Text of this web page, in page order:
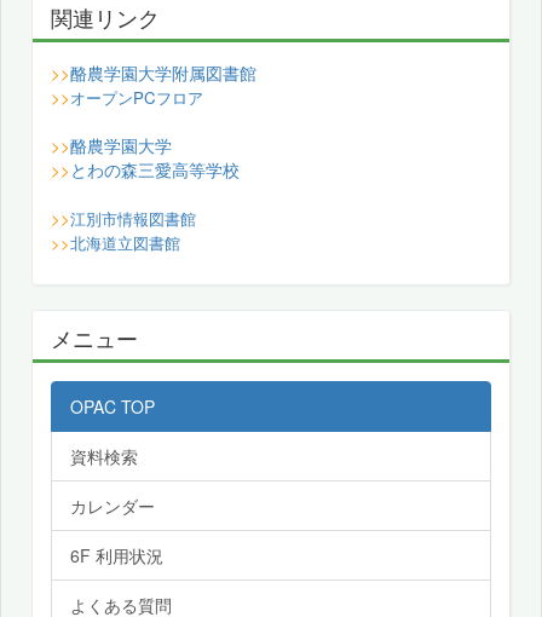
関連リンク
>>酪農学園大学附属図書館
>>オープンPCフロア
>>酪農学園大学
>> とわの森三愛高等学校
>>江別市情報図書館
>>北海道立図書館
メニュー
OPAC TOP
資料検索
カレンダー
6F 利用状況
よくある質問